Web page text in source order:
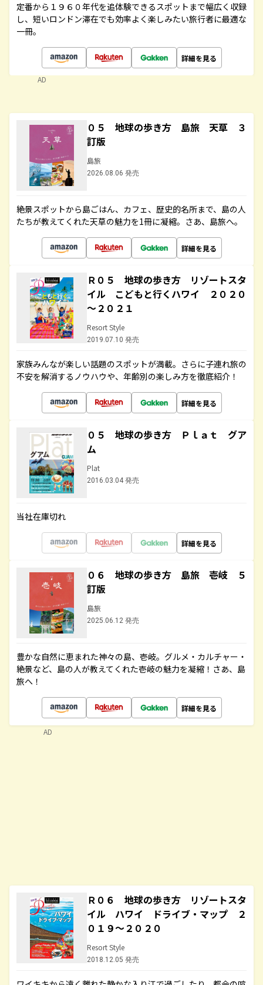
定番から１９６０年代を追体験できるスポットまで幅広く収録
し、短いロンドン滞在でも効率よく楽しみたい旅行者に最適な
一冊。
詳細を見る
AD
０５ 地球の歩き方 島旅 天草 ３
訂版
島旅
2026.08.06 発売
絶景スポットから島ごはん、カフェ、歴史的名所まで、島の人
たちが教えてくれた天草の魅力を1冊に凝縮。さあ、島旅へ。
詳細を見る
Ｒ０５ 地球の歩き方 リゾートスタ
イル こどもと行くハワイ ２０２０
～２０２１
Resort Style
2019.07.10 発売
家族みんなが楽しい話題のスポットが満載。さらに子連れ旅の
不安を解消するノウハウや、年齢別の楽しみ方を徹底紹介！
詳細を見る
０５ 地球の歩き方 Ｐｌａｔ グア
ム
Plat
2016.03.04 発売
当社在庫切れ
詳細を見る
０６ 地球の歩き方 島旅 壱岐 ５
訂版
島旅
2025.06.12 発売
豊かな自然に恵まれた神々の島、壱岐。グルメ・カルチャー・
絶景など、島の人が教えてくれた壱岐の魅力を凝縮！さあ、島
旅へ！
詳細を見る
Ｒ０６ 地球の歩き方 リゾートスタ
イル ハワイ ドライブ・マップ ２
０１９～２０２０
Resort Style
2018.12.05 発売
AD